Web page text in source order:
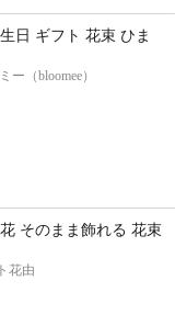
日 ギフト 花束 ひま
ー（bloomee）
そのまま飾れる 花束
花由